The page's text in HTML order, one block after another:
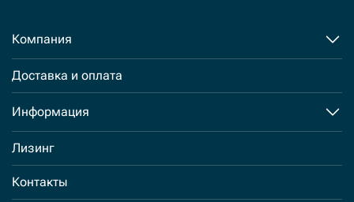
Компания
Доставка и оплата
Информация
Лизинг
Контакты